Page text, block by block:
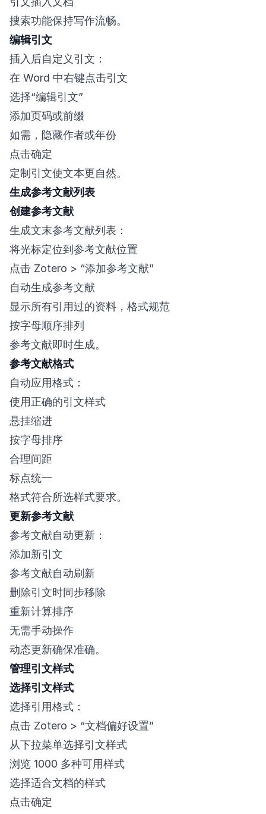
搜索功能保持写作流畅。
编辑引文
插入后自定义引文：
在 Word 中右键点击引文
选择“编辑引文”
添加页码或前缀
如需，隐藏作者或年份
点击确定
定制引文使文本更自然。
生成参考文献列表
创建参考文献
生成文末参考文献列表：
将光标定位到参考文献位置
点击 Zotero > “添加参考文献”
自动生成参考文献
显示所有引用过的资料，格式规范
按字母顺序排列
参考文献即时生成。
参考文献格式
自动应用格式：
使用正确的引文样式
悬挂缩进
按字母排序
合理间距
标点统一
格式符合所选样式要求。
更新参考文献
参考文献自动更新：
添加新引文
参考文献自动刷新
删除引文时同步移除
重新计算排序
无需手动操作
动态更新确保准确。
管理引文样式
选择引文样式
选择引用格式：
点击 Zotero > “文档偏好设置”
从下拉菜单选择引文样式
浏览 1000 多种可用样式
选择适合文档的样式
点击确定